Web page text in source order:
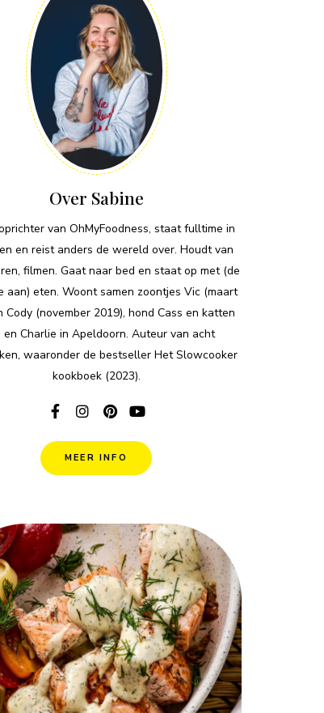
Over Sabine
van OhMyFoodness, staat fulltime in
en reist anders de wereld over. Houdt van
filmen. Gaat naar bed en staat op met (de
aan) eten. Woont samen zoontjes Vic (maart
Cody (november 2019), hond Cass en katten
en Charlie in Apeldoorn. Auteur van acht
waaronder de bestseller Het Slowcooker
kookboek (2023).
MEER INFO